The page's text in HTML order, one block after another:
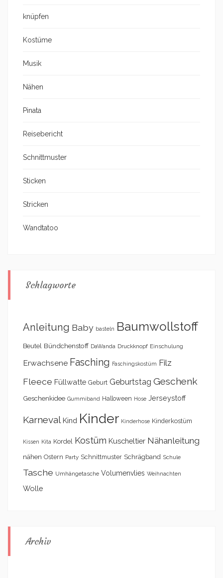
knüpfen
Kostüme
Musik
Nähen
Pinata
Reisebericht
Schnittmuster
Sticken
Stricken
Wandtatoo
Schlagworte
Anleitung Baby basteln Baumwollstoff
Beutel Bündchenstoff DaWanda Druckknopf Einschulung
Erwachsene Fasching Faschingskostüm Filz
Fleece Füllwatte Geburt Geburtstag Geschenk
Geschenkidee Gummiband Halloween Hose Jerseystoff
Karneval Kind Kinder Kinderhose Kinderkostüm
Kissen Kita Kordel Kostüm Kuscheltier Nähanleitung
nähen Ostern Party Schnittmuster Schrägband Schule
Tasche Umhängetasche Volumenvlies Weihnachten
Wolle
Archiv